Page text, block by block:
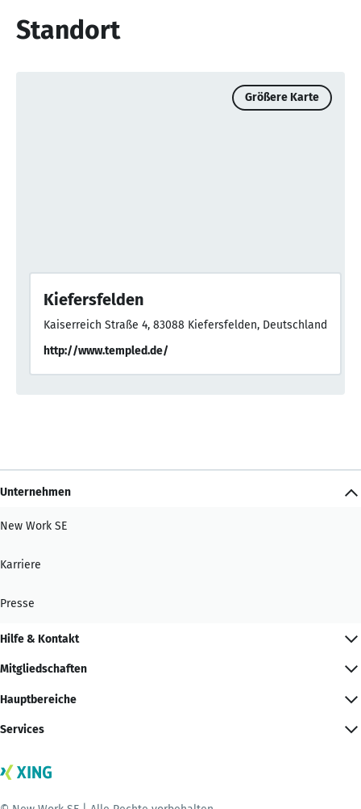
Standort
Größere Karte
Kiefersfelden
Kaiserreich Straße 4, 83088 Kiefersfelden, Deutschland
http://www.templed.de/
Unternehmen
New Work SE
Karriere
Presse
Hilfe & Kontakt
Mitgliedschaften
Hauptbereiche
Services